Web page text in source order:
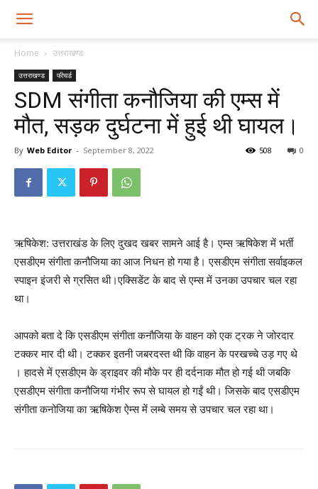
Home उत्तराखण्ड
उत्तराखण्ड फीचर्ड
SDM संगीता कनौजिया की एम्स में
मौत, सड़क दुर्घटना में हुई थी घायल।
By Web Editor - September 8, 2022 0
508
ऋषिकेश: उत्तराखंड के लिए दुखद खबर सामने आई है। एम्स ऋषिकेश में भर्ती
एसडीएम संगीता कनौजिया का आज निधन हो गया है। एसडीएम संगीता सर्वाइकल
स्पाइन इंजरी से ग्रसित थी।एक्सिडेंट के बाद से एम्स में उनका उपचार चल रहा
था।
आपको बता दे कि एसडीएम संगीता कनौजिया के वाहन को एक ट्रक ने जोरदार
टक्कर मार दी थी। टक्कर इतनी जबरदस्त थी कि वाहन के परखच्चे उड़ गए थे
। हादसे में एसडीएम के ड्राइवर की मौके पर ही दर्दनाक मौत हो गई थी जबकि
एसडीएम संगीता कनौजिया गंभीर रूप से घायल हो गईं थी। जिसके बाद एसडीएम
संगीता कनोजिया का ऋषिकेश ऐम्स में लम्बे समय से उपचार चल रहा था।